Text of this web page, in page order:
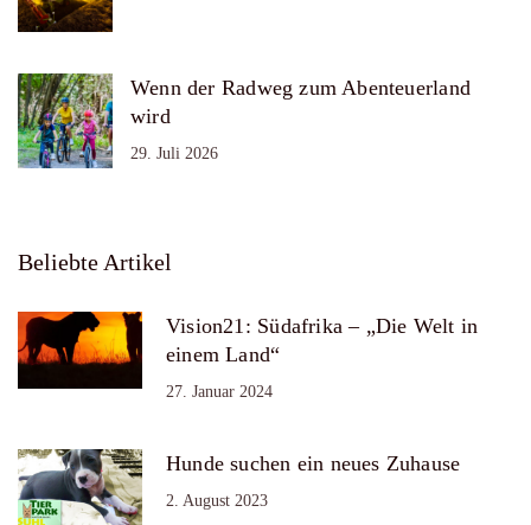
Wenn der Radweg zum Abenteuerland
wird
29. Juli 2026
Beliebte Artikel
Vision21: Südafrika – „Die Welt in
einem Land“
27. Januar 2024
Hunde suchen ein neues Zuhause
2. August 2023